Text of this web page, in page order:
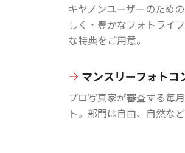
キヤノンユーザーのため
しく・豊かなフォトライ
な特典をご用意。
マンスリーフォトコ
プロ写真家が審査する毎
ト。部門は自由、自然な